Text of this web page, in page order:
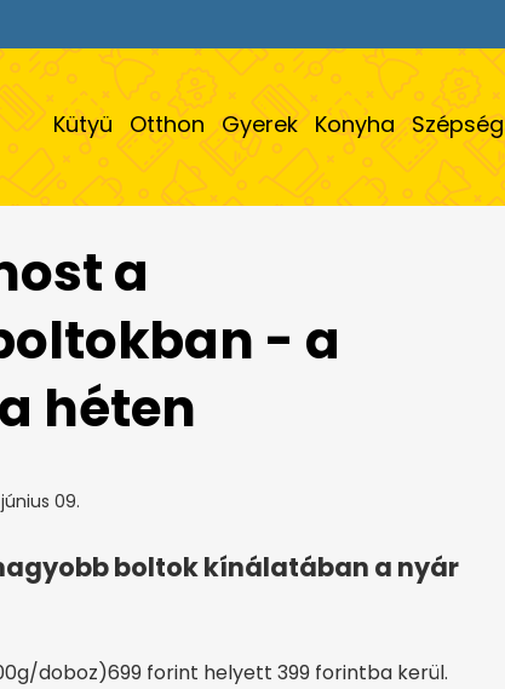
Kütyü Otthon Gyerek Konyha Szépség
a
- a
héten
09.
boltok kínálatában a nyár
doboz)699 forint helyett 399 forintba kerül.